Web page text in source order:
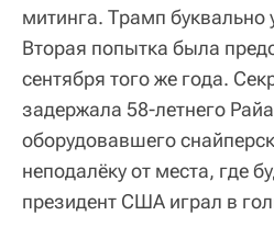
митинга. Трамп буквально
Вторая попытка была
сентября того же года.
задержала 58-летнего
оборудовавшего
неподалёку от места, где
президент США играл в